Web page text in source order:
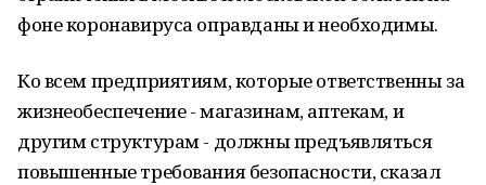
фоне коронавируса оправданы и необходимы.
Ко всем предприятиям, которые ответственны за
жизнеобеспечение - магазинам, аптекам, и
другим структурам - должны предъявляться
повышенные требования безопасности, сказал